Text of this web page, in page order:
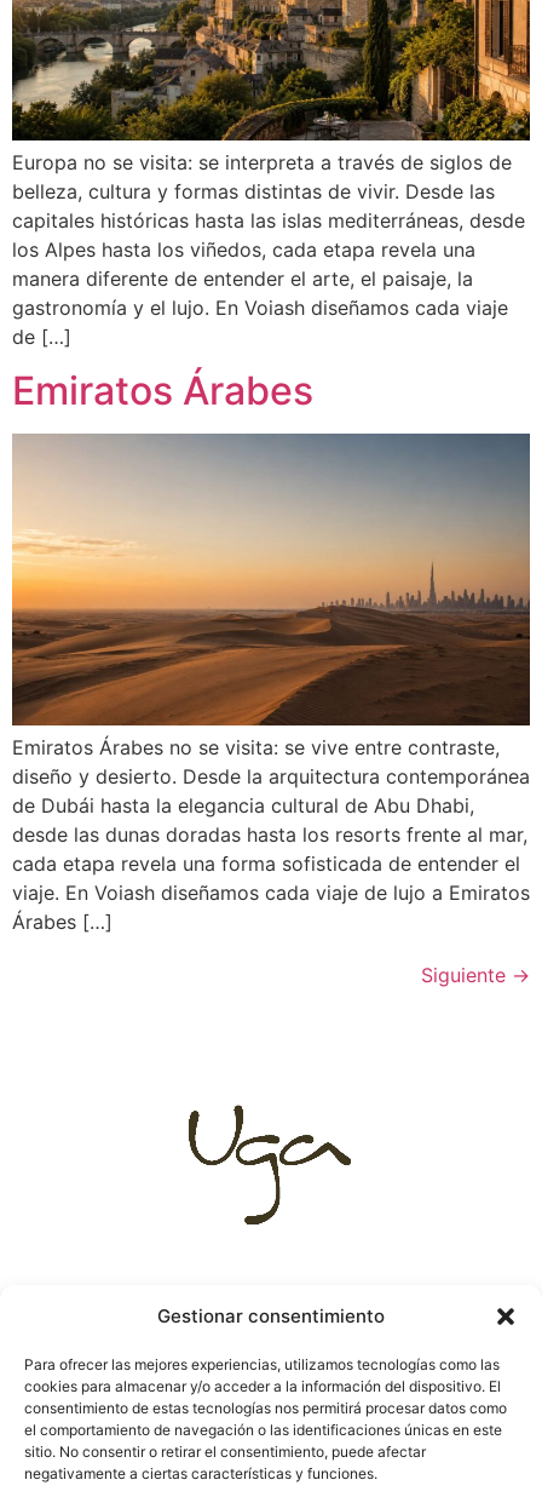
Gestionar consentimiento
Para ofrecer las mejores experiencias, utilizamos tecnologías como las
cookies para almacenar y/o acceder a la información del dispositivo. El
consentimiento de estas tecnologías nos permitirá procesar datos como
el comportamiento de navegación o las identificaciones únicas en este
sitio. No consentir o retirar el consentimiento, puede afectar
negativamente a ciertas características y funciones.
Europa no se visita: se interpreta a través de siglos de
belleza, cultura y formas distintas de vivir. Desde las
capitales históricas hasta las islas mediterráneas, desde
los Alpes hasta los viñedos, cada etapa revela una
manera diferente de entender el arte, el paisaje, la
gastronomía y el lujo. En Voiash diseñamos cada viaje
de […]
Emiratos Árabes
Emiratos Árabes no se visita: se vive entre contraste,
diseño y desierto. Desde la arquitectura contemporánea
de Dubái hasta la elegancia cultural de Abu Dhabi,
desde las dunas doradas hasta los resorts frente al mar,
cada etapa revela una forma sofisticada de entender el
viaje. En Voiash diseñamos cada viaje de lujo a Emiratos
Árabes […]
Siguiente →
Destinos
destacados
Lunas de miel
Viajes a medida
C. Alonso Cano
66 (Madrid)
Avenida
República
Argentina 25
(Sevilla)
Teléfono. 910 421